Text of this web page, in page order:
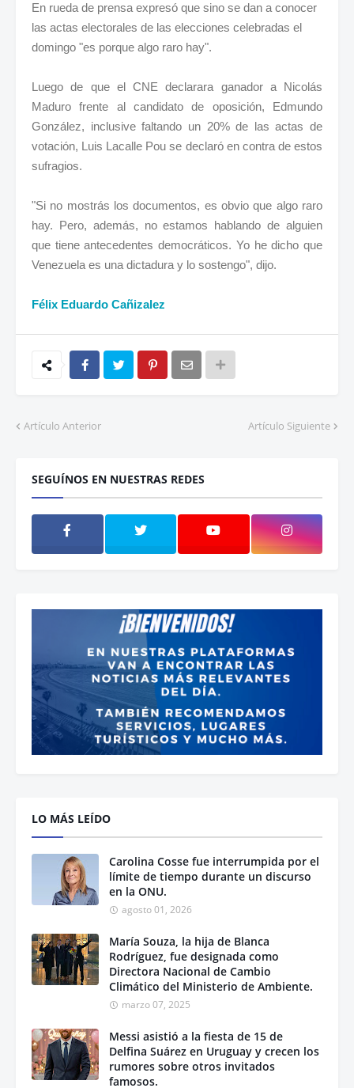
En rueda de prensa expresó que sino se dan a conocer
las actas electorales de las elecciones celebradas el
domingo "es porque algo raro hay".
Luego de que el CNE declarara ganador a Nicolás
Maduro frente al candidato de oposición, Edmundo
González, inclusive faltando un 20% de las actas de
votación, Luis Lacalle Pou se declaró en contra de estos
sufragios.
"Si no mostrás los documentos, es obvio que algo raro
hay. Pero, además, no estamos hablando de alguien
que tiene antecedentes democráticos. Yo he dicho que
Venezuela es una dictadura y lo sostengo", dijo.
Félix Eduardo Cañizalez
Artículo Anterior Artículo Siguiente
SEGUÍNOS EN NUESTRAS REDES
LO MÁS LEÍDO
Carolina Cosse fue interrumpida por el
límite de tiempo durante un discurso
en la ONU.
agosto 01, 2026
María Souza, la hija de Blanca
Rodríguez, fue designada como
Directora Nacional de Cambio
Climático del Ministerio de Ambiente.
marzo 07, 2025
Messi asistió a la fiesta de 15 de
Delfina Suárez en Uruguay y crecen los
rumores sobre otros invitados
famosos.